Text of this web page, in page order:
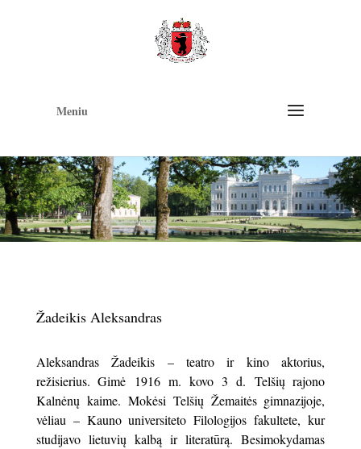
Meniu
Žadeikis Aleksandras
Aleksandras Žadeikis – teatro ir kino aktorius,
režisierius. Gimė 1916 m. kovo 3 d. Telšių rajono
Kalnėnų kaime. Mokėsi Telšių Žemaitės gimnazijoje,
vėliau – Kauno universiteto Filologijos fakultete, kur
studijavo lietuvių kalbą ir literatūrą. Besimokydamas